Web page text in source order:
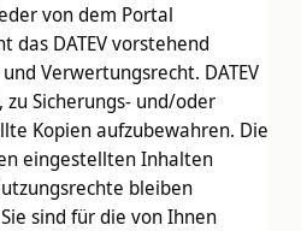
von dem Portal
das DATEV vorstehend
Verwertungsrecht. DATEV
Sicherungs- und/oder
Kopien aufzubewahren. Die
eingestellten Inhalten
bleiben
sind für die von Ihnen